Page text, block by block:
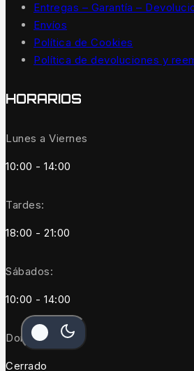
Entregas – Garantía –
Envíos
Política de Cookies
Política de devoluciones y
HORARIOS
Lunes a Viernes
10:00 - 14:00
Tardes:
18:00 - 21:00
Sábados:
10:00 - 14:00
Domingos:
Cerrado